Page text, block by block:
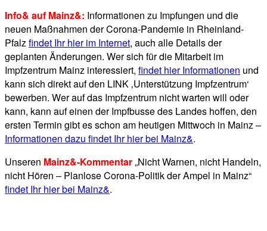
Info& auf Mainz&: Informationen zu Impfungen und die
neuen Maßnahmen der Corona-Pandemie in Rheinland-
Pfalzfindet Ihr hier im Internet, auch alle Details der
geplanten Änderungen. Wer sich für die Mitarbeit im
Impfzentrum Mainz interessiert, findet hier Informationen und
kann sich direkt auf den LINK ‚Unterstützung Impfzentrum‘
bewerben. Wer auf das Impfzentrum nicht warten will oder
kann, kann auf einen der Impfbusse des Landes hoffen, den
ersten Termin gibt es schon am heutigen Mittwoch in Mainz –
Informationen dazu findet Ihr hier bei Mainz&.
Unseren Mainz&-Kommentar„Nicht Warnen, nicht Handeln,
nicht Hören – Planlose Corona-Politik der Ampel in Mainz“
findet Ihr hier bei Mainz&.